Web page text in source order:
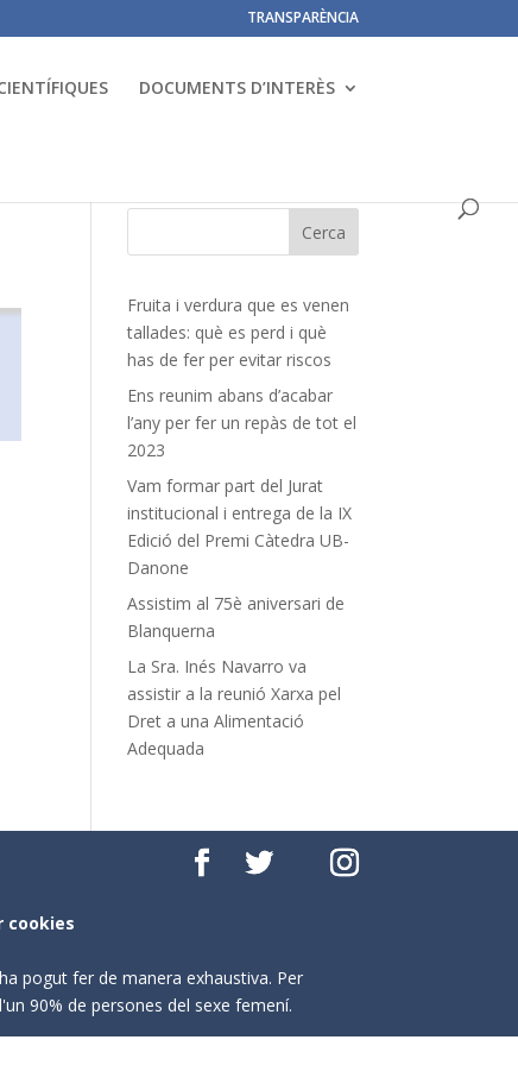
TRANSPARÈNCIA
DOCUMENTS D’INTERÈS
Fruita i verdura que es venen
tallades: què es perd i què
has de fer per evitar riscos
Ens reunim abans d’acabar
l’any per fer un repàs de tot el
2023
Vam formar part del Jurat
institucional i entrega de la IX
Edició del Premi Càtedra UB-
Danone
Assistim al 75è aniversari de
Blanquerna
La Sra. Inés Navarro va
assistir a la reunió Xarxa pel
Dret a una Alimentació
Adequada
cookies
pogut fer de manera exhaustiva. Per
90% de persones del sexe femení.